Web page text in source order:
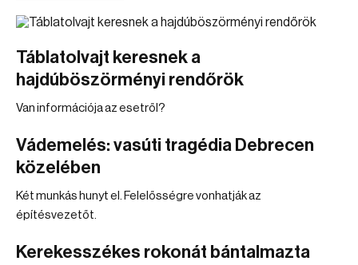
Táblatolvajt keresnek a
hajdúböszörményi rendőrök
Van információja az esetről?
Vádemelés: vasúti tragédia Debrecen
közelében
Két munkás hunyt el. Felelősségre vonhatják az
építésvezetőt.
Kerekesszékes rokonát bántalmazta